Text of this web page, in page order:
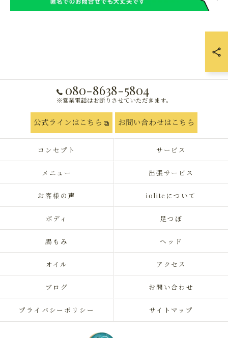
080-8638-5804
※営業電話はお断りさせていただきます。
公式ラインはこちら お問い合わせはこちら
コンセプト サービス
メニュー 出張サービス
お客様の声 ioliteについて
ボディ 足つぼ
腸もみ ヘッド
オイル アクセス
ブログ お問い合わせ
プライバシーポリシー サイトマップ